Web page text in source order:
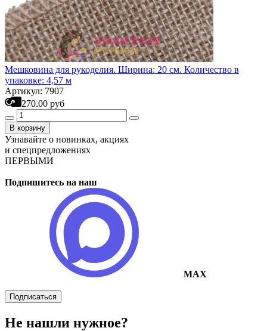
Мешковина для рукоделия. Ширина: 20 см. Количество в
упаковке: 4,57 м
Артикул: 7907
270.00 руб
В корзину
Узнавайте о новинках, акциях
и спецпредложениях
ПЕРВЫМИ
Подпишитесь на наш
MAX
Подписаться
Не нашли нужное?